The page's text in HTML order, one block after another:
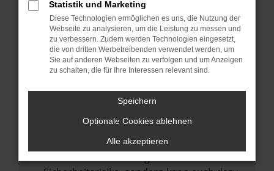
verhindern. Funktioniert die Seite in einem
anderen Browser oder in einem privaten
Fenster?
Starte dein Gerät neu.
vorübergehende Probleme zu beheben.
Betriebssystem auf dem neuesten Stand
Veraltete Software birgt nicht nur ein
Statistik und Marketing
Diese Technologien ermöglichen es uns, die Nutzung der
Webseite zu analysieren, um die Leistung zu messen und
zu verbessern. Zudem werden Technologien eingesetzt,
die von dritten Werbetreibenden verwendet werden, um
Sie auf anderen Webseiten zu verfolgen und um Anzeigen
zu schalten, die für Ihre Interessen relevant sind.
Speichern
Optionale Cookies ablehnen
Alle akzeptieren